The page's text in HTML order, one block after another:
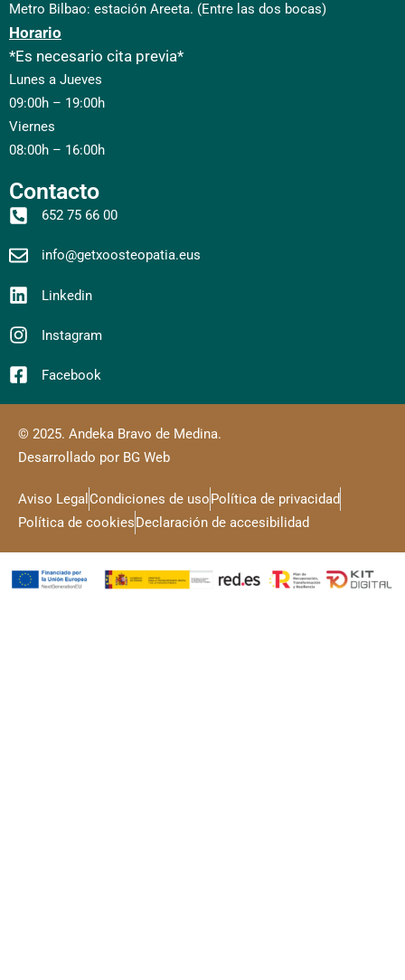
Metro Bilbao: estación Areeta. (Entre las dos bocas)
Horario
*Es necesario cita previa*
Lunes a Jueves
09:00h – 19:00h
Viernes
08:00h – 16:00h
Contacto
652 75 66 00
info@getxoosteopatia.eus
Linkedin
Instagram
Facebook
© 2025. Andeka Bravo de Medina.
Desarrollado por BG Web
Aviso Legal Condiciones de usoPolítica de privacidad
Política de cookiesDeclaración de accesibilidad